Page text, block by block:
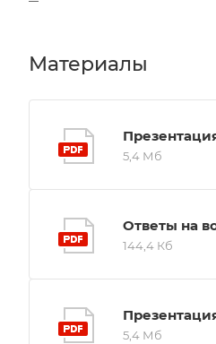
Материалы
5,4 Мб
Ответы на
144,4 Кб
5,4 Мб